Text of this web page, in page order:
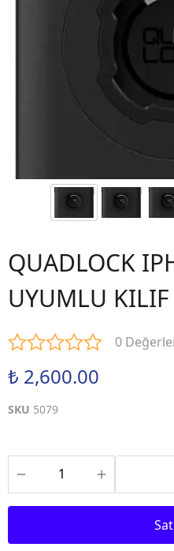
QUADLOCK
UYUMLU KILIF
0
₺ 2,600.00
SKU 5079